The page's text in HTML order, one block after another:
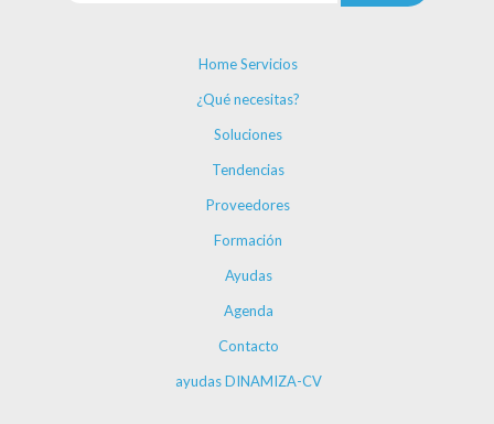
Home Servicios
¿Qué necesitas?
Soluciones
Tendencias
Proveedores
Formación
Ayudas
Agenda
Contacto
ayudas DINAMIZA-CV